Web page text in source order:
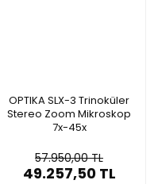
OPTIKA SLX-3 Trinoküler
Stereo Zoom Mikroskop
7x-45x
57.950,00 TL
49.257,50 TL